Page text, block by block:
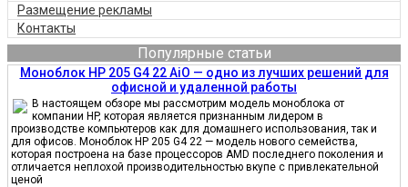
Размещение рекламы
Контакты
Популярные статьи
Моноблок HP 205 G4 22 AiO — одно из лучших решений для
офисной и удаленной работы
В настоящем обзоре мы рассмотрим модель моноблока от
компании HP, которая является признанным лидером в
производстве компьютеров как для домашнего использования, так и
для офисов. Моноблок HP 205 G4 22 — модель нового семейства,
которая построена на базе процессоров AMD последнего поколения и
отличается неплохой производительностью вкупе с привлекательной
ценой